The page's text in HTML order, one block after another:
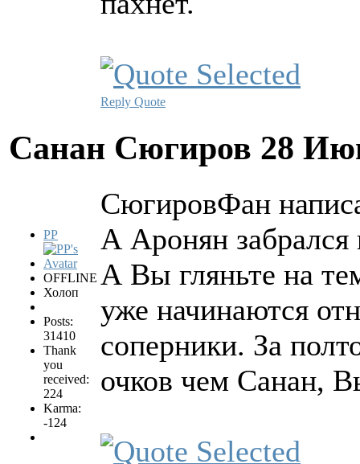
Reply Quote
Санан Сюгиров 28
PP
OFFLINE
Холоп
Posts:
31410
Thank
you
received:
224
Karma:
-124
СюгировФан
А Аронян забрался
А Вы гляньте на
уже начинаются
соперники. За
очков чем Санан,